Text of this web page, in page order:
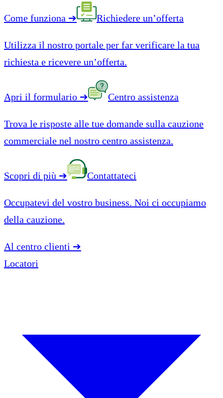
Come funziona ➔ Richiedere un’offerta
Utilizza il nostro portale per far verificare la tua
richiesta e ricevere un’offerta.
Apri il formulario ➔ Centro assistenza
Trova le risposte alle tue domande sulla cauzione
commerciale nel nostro centro assistenza.
Scopri di più ➔ Contattateci
Occupatevi del vostro business. Noi ci occupiamo
della cauzione.
Al centro clienti ➔
Locatori